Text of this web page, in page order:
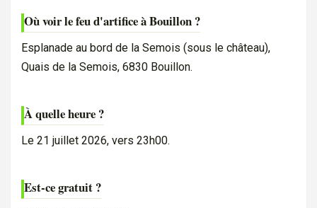
Où voir le feu d'artifice à Bouillon ?
Esplanade au bord de la Semois (sous le château),
Quais de la Semois, 6830 Bouillon.
À quelle heure ?
Le 21 juillet 2026, vers 23h00.
Est-ce gratuit ?